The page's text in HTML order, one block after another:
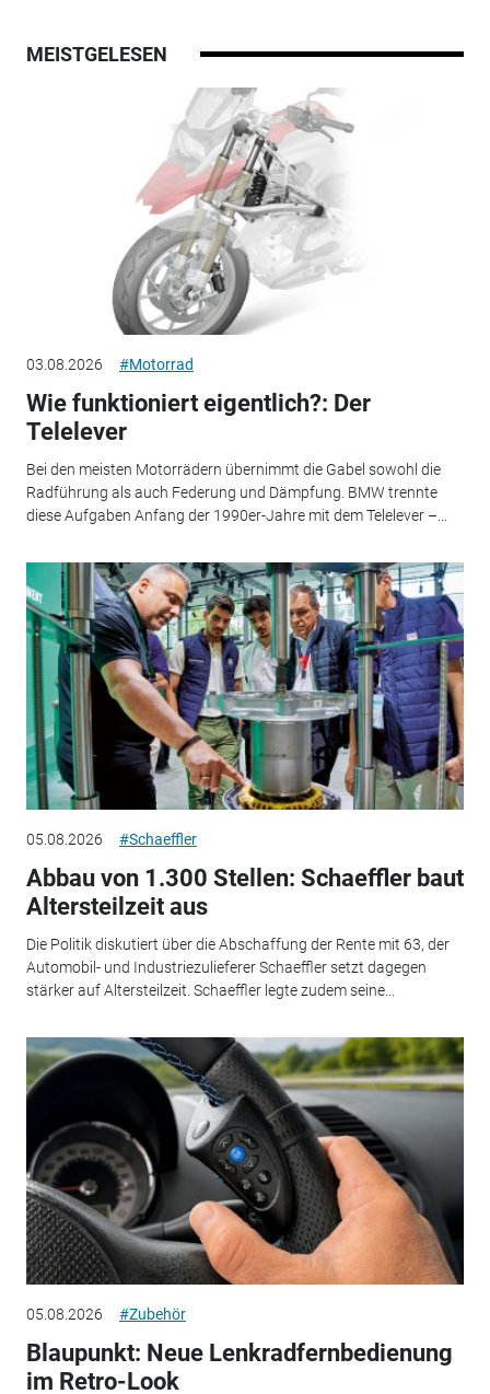
MEISTGELESEN
03.08.2026 #Motorrad
Wie funktioniert eigentlich?: Der
Telelever
Bei den meisten Motorrädern übernimmt die Gabel sowohl die
Radführung als auch Federung und Dämpfung. BMW trennte
diese Aufgaben Anfang der 1990er-Jahre mit dem Telelever –...
05.08.2026 #Schaeffler
Abbau von 1.300 Stellen: Schaeffler baut
Altersteilzeit aus
Die Politik diskutiert über die Abschaffung der Rente mit 63, der
Automobil- und Industriezulieferer Schaeffler setzt dagegen
stärker auf Altersteilzeit. Schaeffler legte zudem seine...
05.08.2026 #Zubehör
Blaupunkt: Neue Lenkradfernbedienung
im Retro-Look